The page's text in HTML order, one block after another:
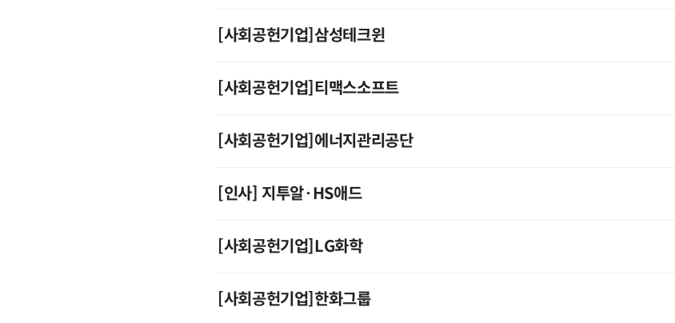
[사회공헌기업]삼성테크윈
[사회공헌기업]티맥스소프트
[사회공헌기업]에너지관리공단
[인사] 지투알·HS애드
[사회공헌기업]LG화학
[사회공헌기업]한화그룹